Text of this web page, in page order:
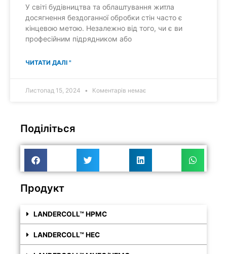
У світі будівництва та облаштування житла
досягнення бездоганної обробки стін часто є
кінцевою метою. Незалежно від того, чи є ви
професійним підрядником або
ЧИТАТИ ДАЛІ "
Листопад 15, 2024 Коментарів немає
Поділіться
Продукт
LANDERCOLL™ HPMC
LANDERCOLL™ HEC